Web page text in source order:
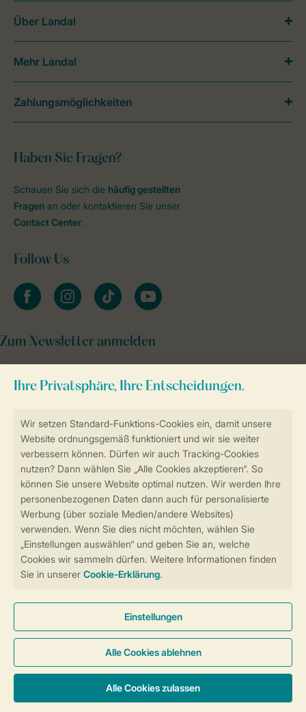
Sicherstellung Deiner Privatsphäre
Sicher und schnell zur Online-Buchung
Sichere Datenübertragung
Sicheres Bezahlen
Haben Sie Fragen?
Schauen Sie sich die häufig gestellten
Fragen an oder kontaktieren Sie unser
Contact Center.
Follow Us
facebookinstagramtiktok youtube
Zum Newsletter anmelden
Über Landal
Mehr Landal
Zahlungsmöglichkeiten
Cookies und Banner
Barrierefreiheit
© 2026 Landal GreenParks GmbH